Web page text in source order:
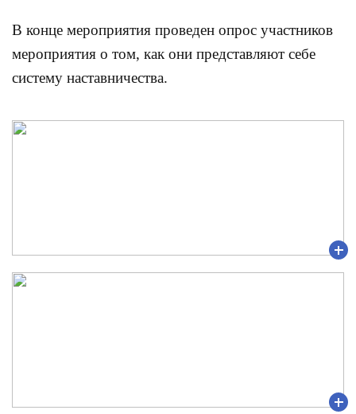
В конце мероприятия проведен опрос участников
мероприятия о том, как они представляют себе
систему наставничества.